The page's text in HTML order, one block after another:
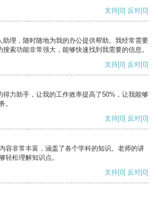
支持[0] 反对[0]
助理，随时随地为我的办公提供帮助。我经常需要
索功能非常强大，能够快速找到我需要的信息。
支持[0] 反对[0]
得力助手，让我的工作效率提高了50%，让我能够
。
支持[0] 反对[0]
容非常丰富，涵盖了各个学科的知识。老师的讲
轻松理解知识点。
支持[0] 反对[0]